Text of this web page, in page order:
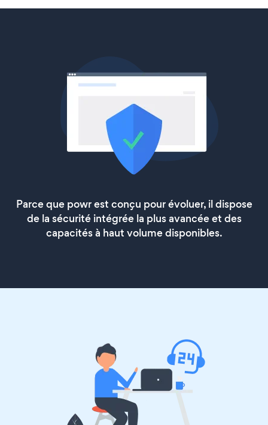
Parce que powr est conçu pour évoluer, il dispose
de la sécurité intégrée la plus avancée et des
capacités à haut volume disponibles.